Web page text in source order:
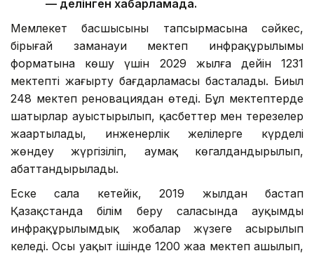
— делінген хабарламада.
Мемлекет басшысының тапсырмасына сәйкес,
бірыңғай заманауи мектеп инфрақұрылымы
форматына көшу үшін 2029 жылға дейін 1231
мектепті жаңғырту бағдарламасы басталады. Биыл
248 мектеп реновациядан өтеді. Бұл мектептерде
шатырлар ауыстырылып, қасбеттер мен терезелер
жаңартылады, инженерлік желілерге күрделі
жөндеу жүргізіліп, аумақ көгалдандырылып,
абаттандырылады.
Еске сала кетейік, 2019 жылдан бастап
Қазақстанда білім беру саласында ауқымды
инфрақұрылымдық жобалар жүзеге асырылып
келеді. Осы уақыт ішінде 1200 жаңа мектеп ашылып,